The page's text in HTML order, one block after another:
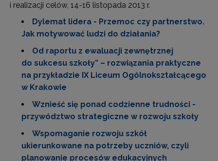
i realizacji celów, 14-16 listopada 2013 r.
Dylemat lidera - Przemoc czy partnerstwo.
Jak motywować ludzi do działania?
Od raportu z ewaluacji zewnętrznej
do sukcesu szkoły” – rozwiązania praktyczne
na przykładzie IX Liceum Ogólnokształcącego
w Krakowie
Wznieść się ponad codzienne trudności -
przywództwo strategiczne w rozwoju szkoły
Wspomaganie rozwoju szkół
ukierunkowane na potrzeby uczniów, czyli
planowanie procesów edukacyjnych